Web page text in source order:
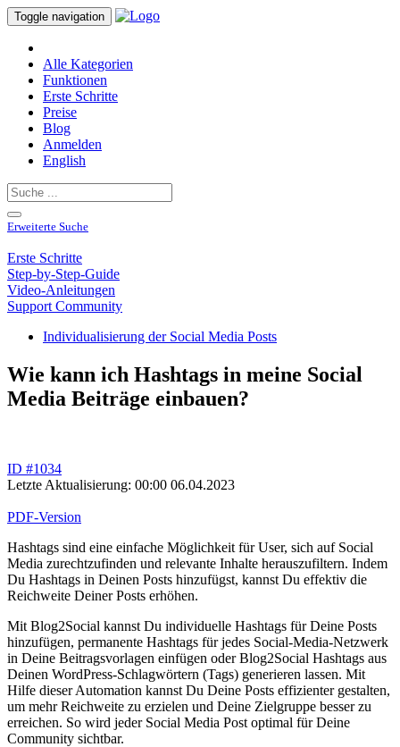
Toggle navigation
Alle Kategorien
Funktionen
Erste Schritte
Preise
Blog
Anmelden
English
Erweiterte Suche
Erste Schritte
Step-by-Step-Guide
Video-Anleitungen
Support Community
Individualisierung der Social Media Posts
Wie kann ich Hashtags in meine Social
Media Beiträge einbauen?
ID #1034
Letzte Aktualisierung: 00:00 06.04.2023
PDF-Version
Hashtags sind eine einfache Möglichkeit für User, sich auf Social
Media zurechtzufinden und relevante Inhalte herauszufiltern. Indem
Du Hashtags in Deinen Posts hinzufügst, kannst Du effektiv die
Reichweite Deiner Posts erhöhen.
Mit Blog2Social kannst Du individuelle Hashtags für Deine Posts
hinzufügen, permanente Hashtags für jedes Social-Media-Netzwerk
in Deine Beitragsvorlagen einfügen oder Blog2Social Hashtags aus
Deinen WordPress-Schlagwörtern (Tags) generieren lassen. Mit
Hilfe dieser Automation kannst Du Deine Posts effizienter gestalten,
um mehr Reichweite zu erzielen und Deine Zielgruppe besser zu
erreichen. So wird jeder Social Media Post optimal für Deine
Community sichtbar.